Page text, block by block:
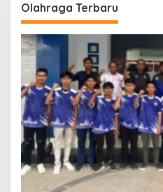
Olahraga Terbaru